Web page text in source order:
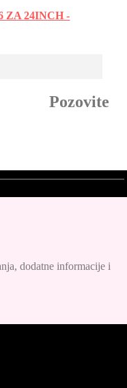
ZA 24INCH -
Pozovite
dodatne informacije i